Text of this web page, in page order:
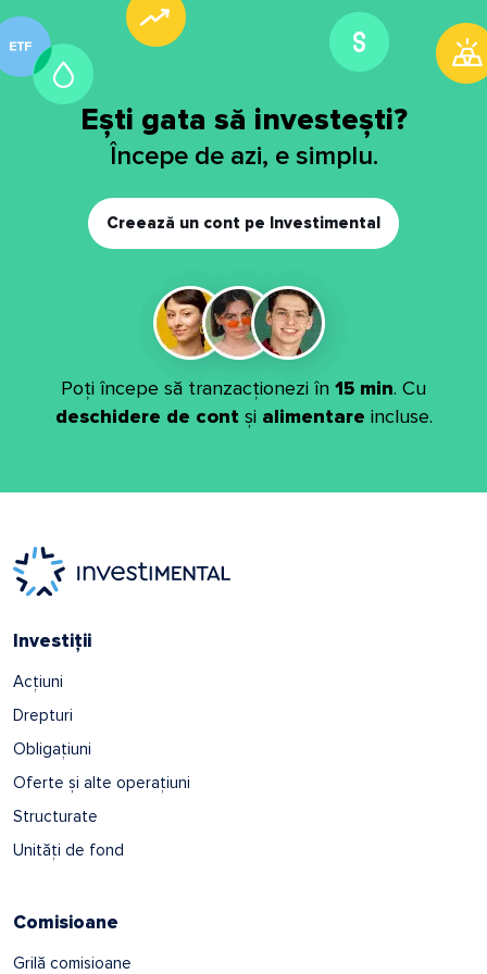
Ești gata să investești?
Începe de azi, e simplu.
Creează un cont pe Investimental
Poți începe să tranzacționezi în 15 min. Cu
deschidere de cont și alimentare incluse.
Investiții
Acțiuni
Drepturi
Obligațiuni
Oferte și alte operațiuni
Structurate
Unități de fond
Comisioane
Grilă comisioane